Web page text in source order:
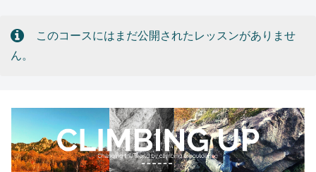
このコースにはまだ公開されたレッスンがありませ
ん。